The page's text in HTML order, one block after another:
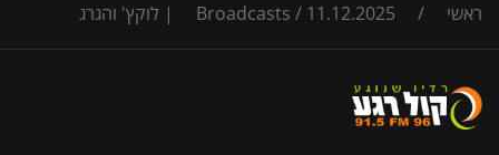
ראשי /
Broadcasts / 11.12.2025 | לוקץ' והגרג